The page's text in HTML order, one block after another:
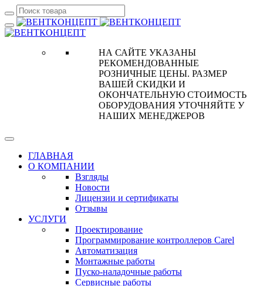
НА САЙТЕ УКАЗАНЫ
РЕКОМЕНДОВАННЫЕ
РОЗНИЧНЫЕ ЦЕНЫ. РАЗМЕР
ВАШЕЙ СКИДКИ И
ОКОНЧАТЕЛЬНУЮ СТОИМОСТЬ
ОБОРУДОВАНИЯ УТОЧНЯЙТЕ У
НАШИХ МЕНЕДЖЕРОВ
ГЛАВНАЯ
О КОМПАНИИ
Взгляды
Новости
Лицензии и сертификаты
Отзывы
УСЛУГИ
Проектирование
Программирование контроллеров Carel
Автоматизация
Монтажные работы
Пуско-наладочные работы
Сервисные работы